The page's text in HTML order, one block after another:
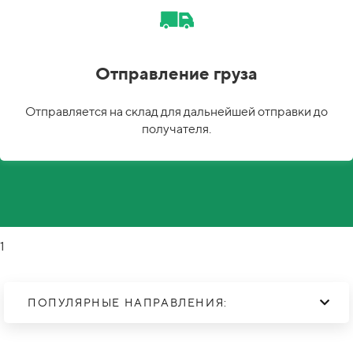
Отправление груза
Отправляется на склад для дальнейшей отправки до
получателя.
1
ПОПУЛЯРНЫЕ НАПРАВЛЕНИЯ: